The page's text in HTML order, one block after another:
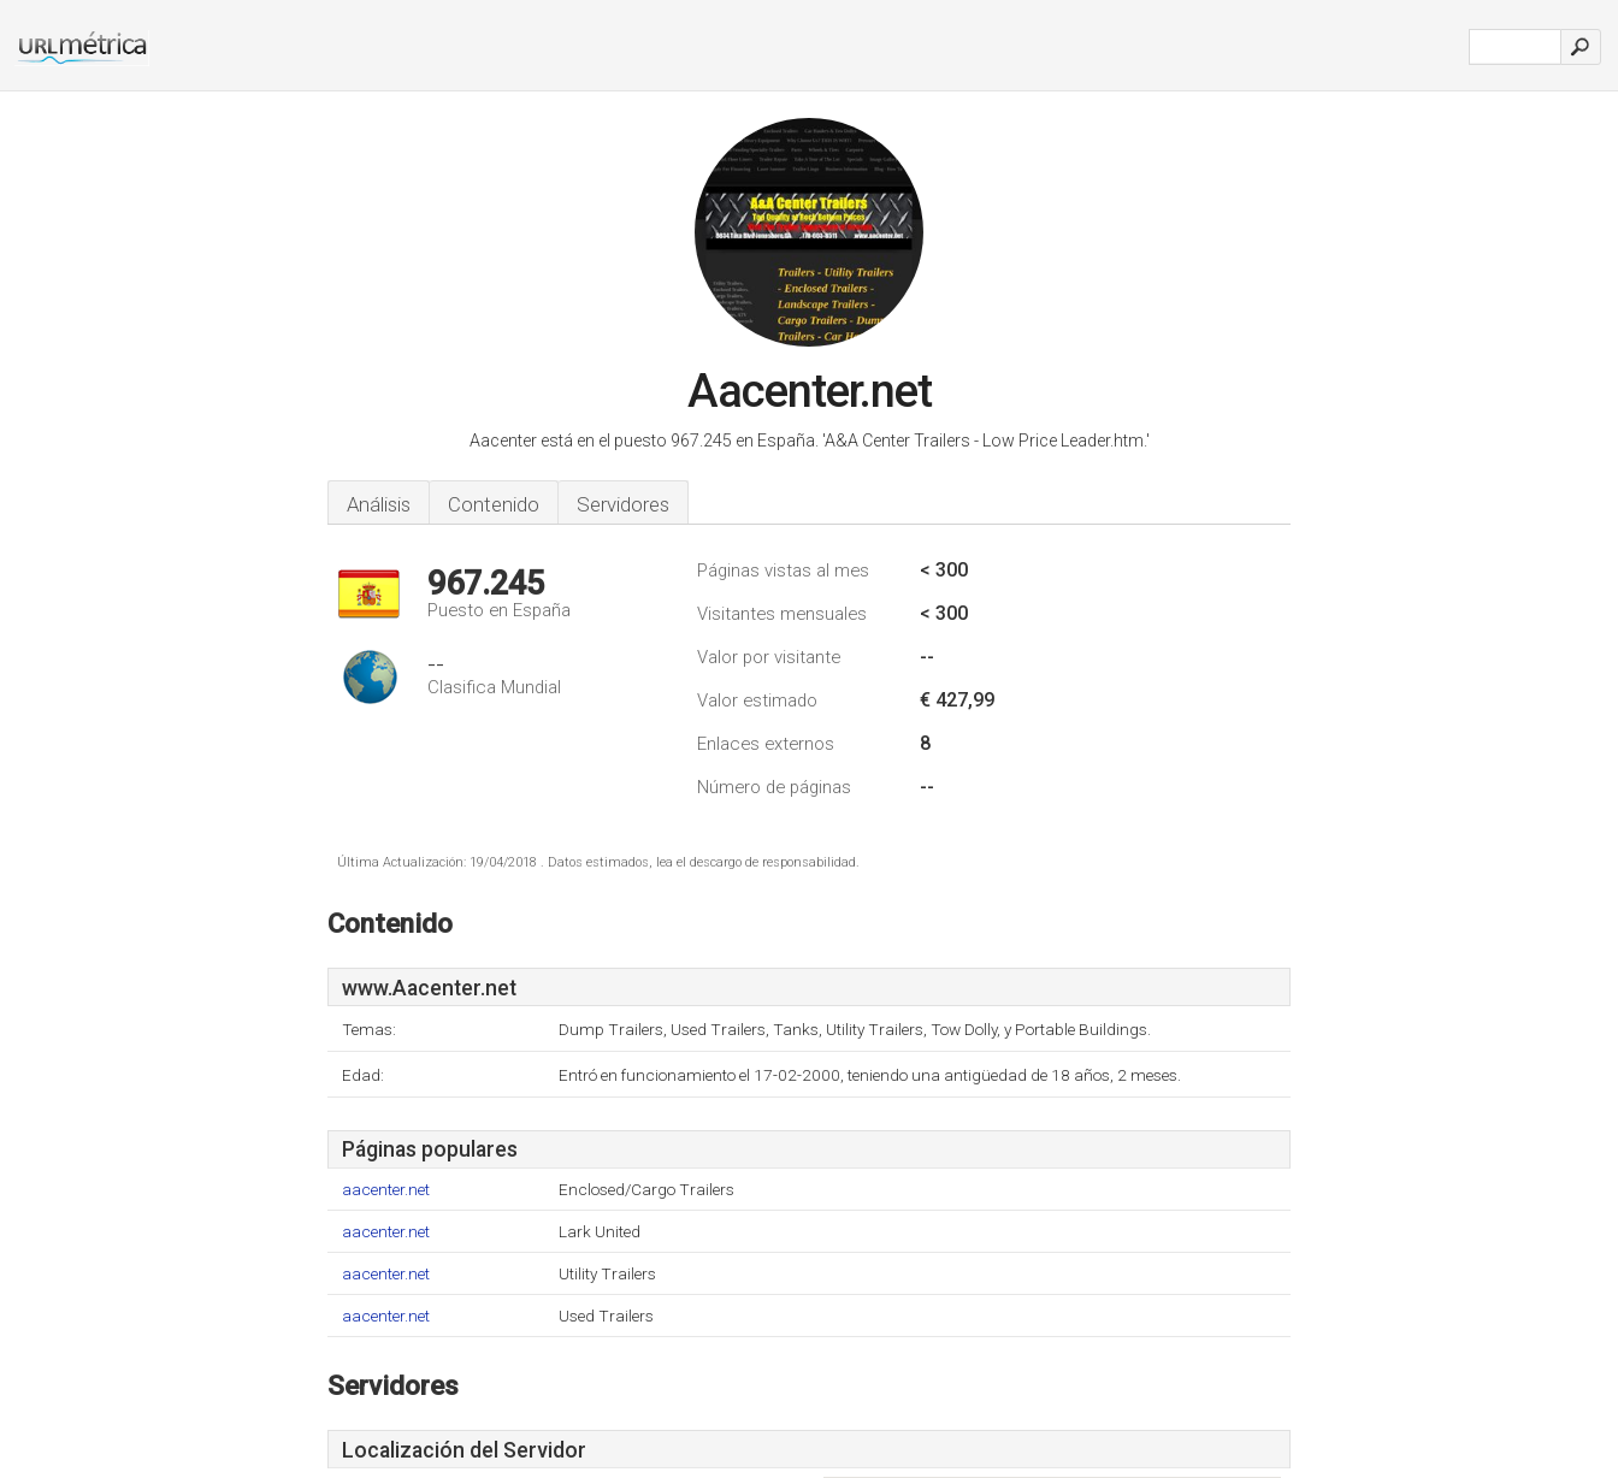
Aacenter.net
Aacenter está en el puesto 967.245 en España. 'A&A Center Trailers - Low Price Leader.htm.'
Análisis Contenido Servidores
967.245
Puesto en España
--
Clasifica Mundial
Páginas vistas al mes < 300
Visitantes mensuales < 300
Valor por visitante --
Valor estimado € 427,99
Enlaces externos 8
Número de páginas --
Última Actualización: 19/04/2018 . Datos estimados, lea el descargo de responsabilidad.
Contenido
www.Aacenter.net
Temas: Dump Trailers, Used Trailers, Tanks, Utility Trailers, Tow Dolly, y Portable Buildings.
Edad: Entró en funcionamiento el 17-02-2000, teniendo una antigüedad de 18 años, 2 meses.
Páginas populares
aacenter.net Enclosed/Cargo Trailers
aacenter.net Lark United
aacenter.net Utility Trailers
aacenter.net Used Trailers
Servidores
Localización del Servidor